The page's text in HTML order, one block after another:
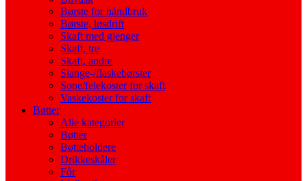
Børste for håndbruk
Børste, løsdrift
Skaft med gjenger
Skaft, tre
Skaft, andre
Slange-/flaskebørster
Sope/feiekoster for skaft
Vaskekoster for skaft
Bøtter
Alle kategorier
Bøtter
Bøtteholdere
Drikkeskåler
Fôr